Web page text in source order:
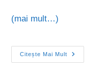
(mai mult…)
Citește Mai Mult